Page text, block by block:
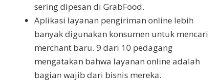
sering dipesan di GrabFood.
Aplikasi layanan pengiriman online lebih
banyak digunakan konsumen untuk mencari
merchant baru. 9 dari 10 pedagang
mengatakan bahwa layanan online adalah
bagian wajib dari bisnis mereka.